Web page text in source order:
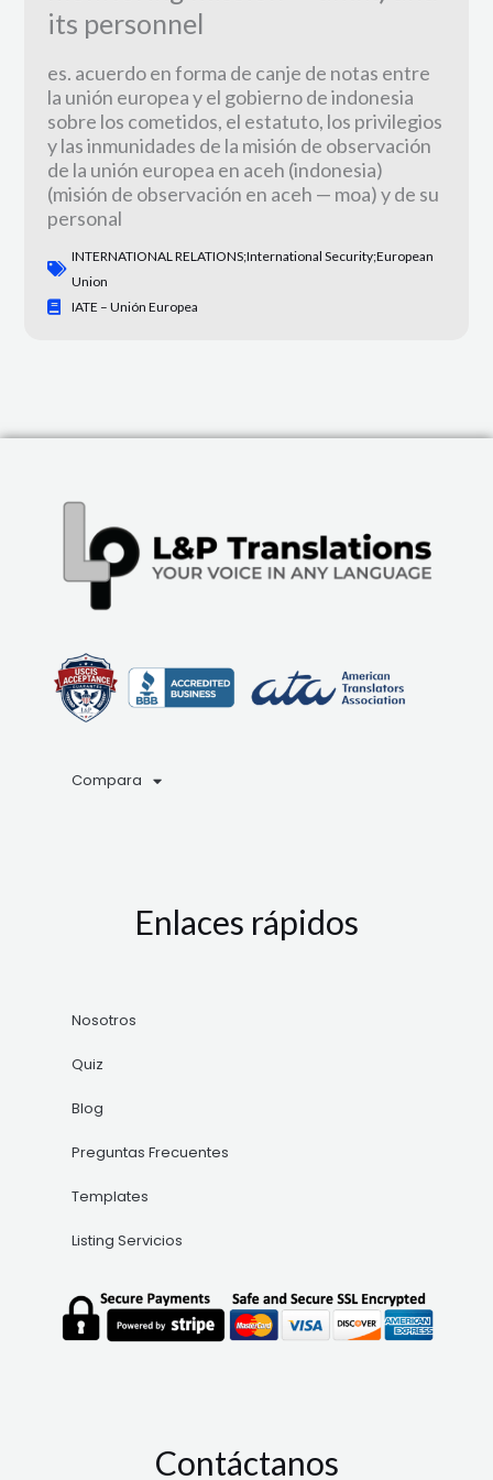
its personnel
es. acuerdo en forma de canje de notas entre
la unión europea y el gobierno de indonesia
sobre los cometidos, el estatuto, los privilegios
y las inmunidades de la misión de observación
de la unión europea en aceh (indonesia)
(misión de observación en aceh — moa) y de su
personal
INTERNATIONAL RELATIONS;international Security;European
Union
IATE – Unión Europea
Compara
Enlaces rápidos
Nosotros
Quiz
Blog
Preguntas Frecuentes
Templates
Listing Servicios
Contáctanos